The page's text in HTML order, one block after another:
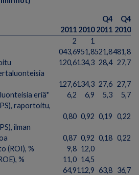
2011 2010
Q4
2011
Q4
2010
2
043,6
1
951,8521,8481,8
120,6134,3 28,4 27,7
127,6134,3 27,6 27,7
eriä*
6,2 6,9 5,3
5,7
raportoitu,
0,80 0,92 0,19 0,22
ilman
0,87 0,92 0,18 0,22
(ROI), %
9,8 12,0
%
11,0 14,5
64,9112,9 63,8 36,7